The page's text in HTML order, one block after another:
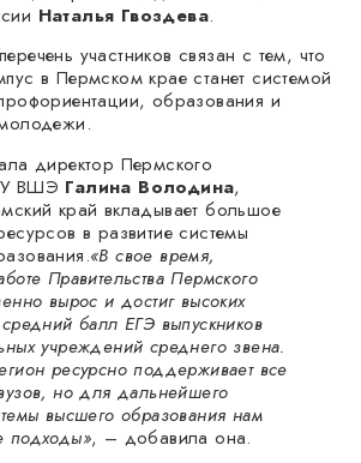
Наталья Гвоздева.
участников связан с тем, что
в Пермском крае станет системой
образования и
директор Пермского
ВШЭ Галина Володина,
край вкладывает большое
в развитие системы
«В свое время,
Правительства Пермского
вырос и достиг высоких
балл ЕГЭ выпускников
учреждений среднего звена.
ресурсно поддерживает все
но для дальнейшего
высшего образования нам
подходы», – добавила она.